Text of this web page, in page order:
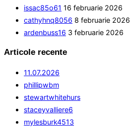
issac85o61 16 februarie 2026
cathyhnq8056 8 februarie 2026
ardenbuss16 3 februarie 2026
Articole recente
11.07.2026
phillipwbm
stewartwhitehurs
staceyvalliere6
mylesburk4513